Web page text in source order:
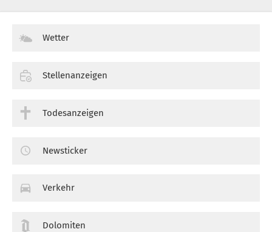
Wetter
Stellenanzeigen
Todesanzeigen
Newsticker
Verkehr
Dolomiten